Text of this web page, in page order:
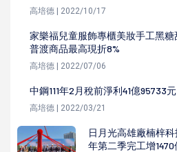
高培德 | 2022/10/17
家樂福兒童服飾專櫃美妝手工黑
普渡商品最高現折8%
高培德 | 2022/07/06
中鋼111年2月稅前淨利41億95733
高培德 | 2022/03/21
日月光高雄廠楠梓
年第二季完工增